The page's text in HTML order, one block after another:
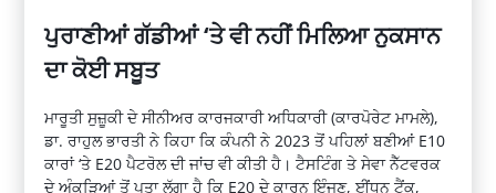
ਪੁਰਾਣੀਆਂ ਗੱਡੀਆਂ ‘ਤੇ ਵੀ ਨਹੀਂ ਮਿਲਿਆ ਨੁਕਸਾਨ
ਦਾ ਕੋਈ ਸਬੂਤ
ਮਾਰੂਤੀ ਸੁਜ਼ੂਕੀ ਦੇ ਸੀਨੀਅਰ ਕਾਰਜਕਾਰੀ ਅਧਿਕਾਰੀ (ਕਾਰਪੋਰੇਟ ਮਾਮਲੇ),
ਡਾ. ਰਾਹੁਲ ਭਾਰਤੀ ਨੇ ਕਿਹਾ ਕਿ ਕੰਪਨੀ ਨੇ 2023 ਤੋਂ ਪਹਿਲਾਂ ਬਣੀਆਂ E10
ਕਾਰਾਂ ‘ਤੇ E20 ਪੈਟਰੋਲ ਦੀ ਜਾਂਚ ਵੀ ਕੀਤੀ ਹੈ। ਟੈਸਟਿੰਗ ਤੇ ਸੇਵਾ ਨੈੱਟਵਰਕ
ਦੇ ਅੰਕੜਿਆਂ ਤੋਂ ਪਤਾ ਲੱਗਾ ਹੈ ਕਿ E20 ਦੇ ਕਾਰਨ ਇੰਜਣ, ਈਂਧਨ ਟੈਂਕ,